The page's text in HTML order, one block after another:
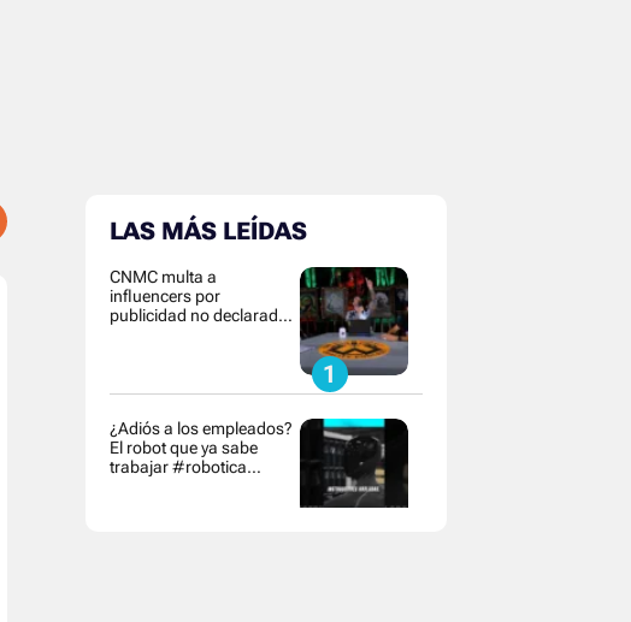
LAS MÁS LEÍDAS
CNMC multa a
influencers por
publicidad no declarada y
¿Adiós a los empleados?
El robot que ya sabe
trabajar #robotica